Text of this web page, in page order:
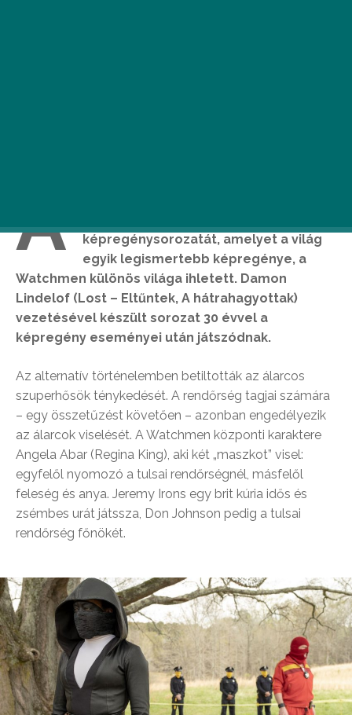
A
képregénysorozatát, amelyet a világ
egyik legismertebb képregénye, a
Watchmen különös világa ihletett. Damon
Lindelof (Lost – Eltűntek, A hátrahagyottak)
vezetésével készült sorozat 30 évvel a
képregény eseményei után játszódnak.
Az alternatív történelemben betiltották az álarcos
szuperhősök ténykedését. A rendőrség tagjai számára
– egy összetűzést követően – azonban engedélyezik
az álarcok viselését. A Watchmen központi karaktere
Angela Abar (Regina King), aki két „maszkot” visel:
egyfelől nyomozó a tulsai rendőrségnél, másfelől
feleség és anya. Jeremy Irons egy brit kúria idős és
zsémbes urát játssza, Don Johnson pedig a tulsai
rendőrség főnökét.